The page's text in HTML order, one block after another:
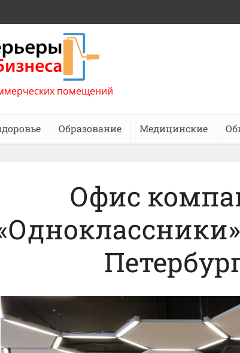
помещений
Образование Медицинские
Офис